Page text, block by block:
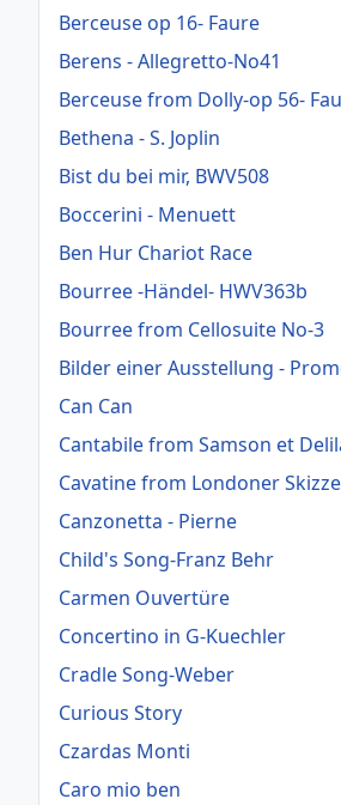
Berceuse op 16- Faure
Berens - Allegretto-No41
Berceuse from Dolly-op 56-
Bethena - S. Joplin
Bist du bei mir, BWV508
Boccerini - Menuett
Ben Hur Chariot Race
Bourree -Händel- HWV363b
Bourree from Cellosuite No-3
Bilder einer Ausstellung -
Can Can
Cantabile from Samson et
Cavatine from Londoner
Canzonetta - Pierne
Child's Song-Franz Behr
Carmen Ouvertüre
Concertino in G-Kuechler
Cradle Song-Weber
Curious Story
Czardas Monti
Caro mio ben